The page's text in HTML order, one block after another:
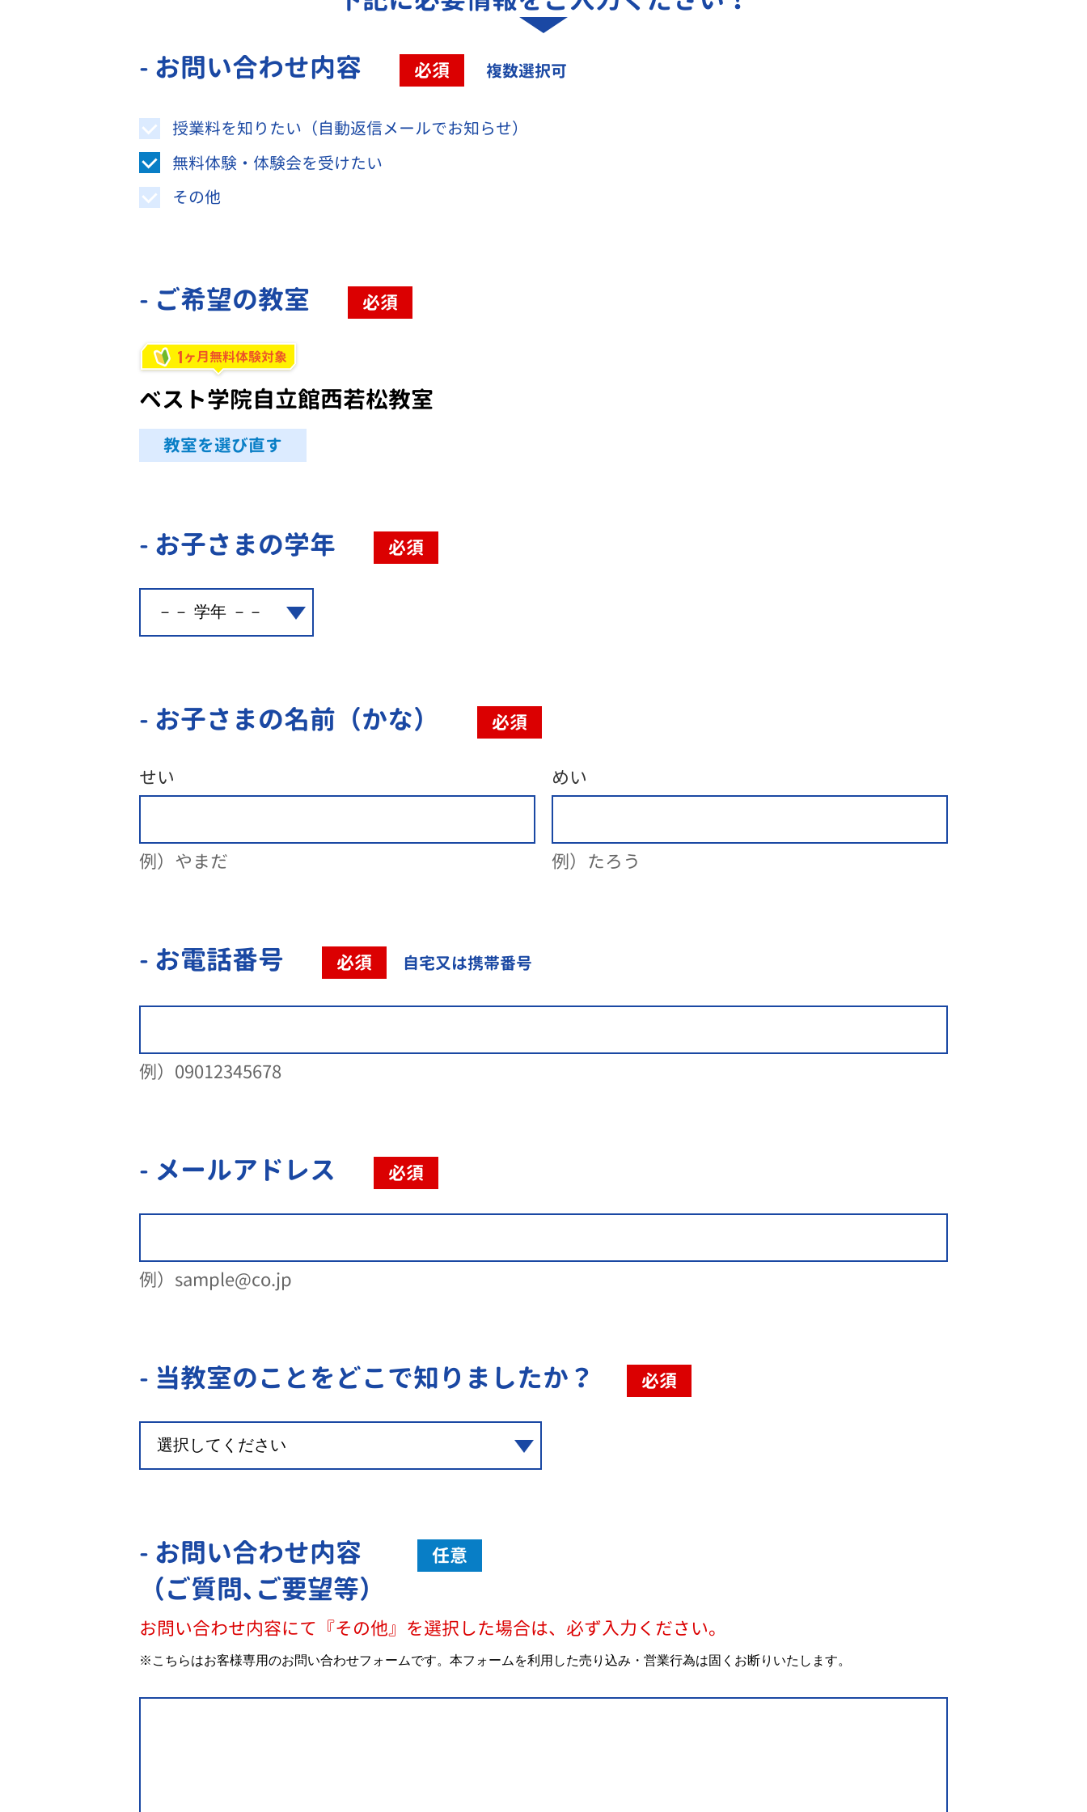
- お問い合わせ内容
必須 複数選択可
授業料を知りたい（自動返信メールでお知らせ）
無料体験・体験会を受けたい
その他
- ご希望の教室 必須
1ヶ月無料体験対象
ベスト学院自立館西若松教室
教室を選び直す
- お子さまの学年 必須
- お子さまの名前（かな） 必須
せい
例）やまだ
めい
例）たろう
- お電話番号 必須 自宅又は携帯番号
例）09012345678
- メールアドレス 必須
例）sample@co.jp
- 当教室のことをどこで知りましたか？ 必須
- お問い合わせ内容
（ご質問､ご要望等）
任意
お問い合わせ内容にて『その他』を選択した場合は、必ず入力ください。
※こちらはお客様専用のお問い合わせフォームです。本フォームを利用した売り込み・営業行為は固くお断りいたします。